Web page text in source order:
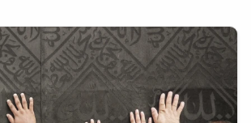
insanla eş zamanlı olarak var
dünyadaki varlı...